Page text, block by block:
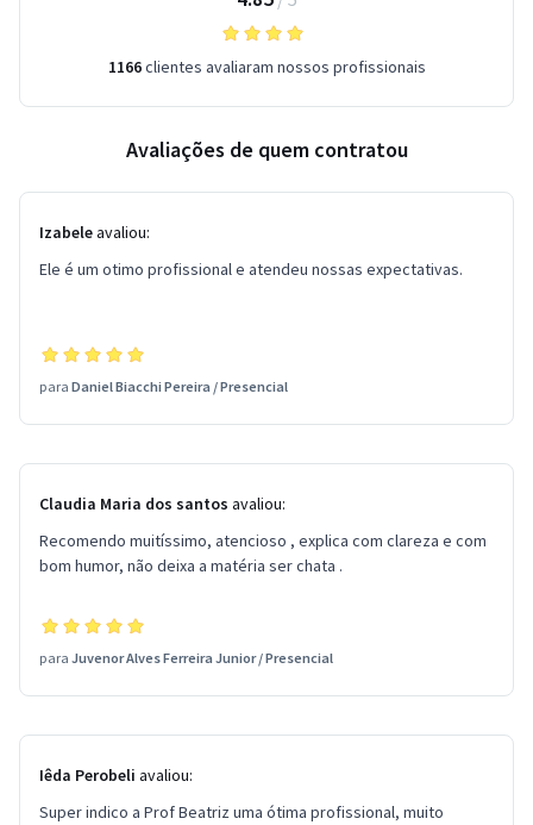
1166clientes avaliaram nossos profissionais
Avaliações de quem contratou
Izabeleavaliou:
Ele é um otimo profissional e atendeu nossas expectativas.
para Daniel Biacchi Pereira /Presencial
Claudia Maria dos santos avaliou:
Recomendo muitíssimo, atencioso , explica com clareza e com
bom humor, não deixa a matéria ser chata .
para Juvenor Alves Ferreira Junior/Presencial
Iêda Perobeli avaliou:
Super indico a Prof Beatriz uma ótima profissional, muito